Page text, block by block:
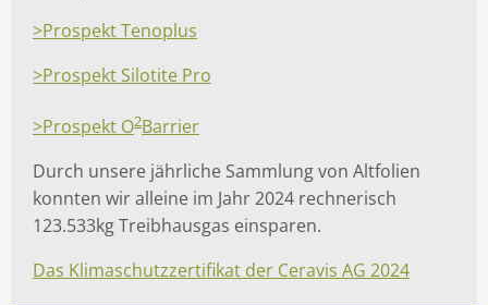
>Prospekt Tenoplus
>Prospekt Silotite Pro
>Prospekt O2Barrier
Durch unsere jährliche Sammlung von Altfolien
konnten wir alleine im Jahr 2024 rechnerisch
123.533kg Treibhausgas einsparen.
Das Klimaschutzzertifikat der Ceravis AG 2024